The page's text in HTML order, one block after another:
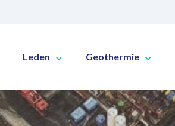
Leden Geothermie